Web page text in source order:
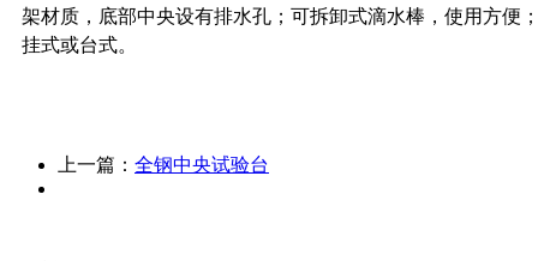
架材质，底部中央设有排水孔；可拆卸式滴水棒，使用方便
挂式或台式。
上一篇： 全钢中央试验台